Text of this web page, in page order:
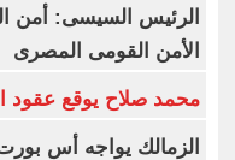
الرئيس السيسى: أمن
الأمن القومى المصرى
محمد صلاح يوقع عقود
الزمالك يواجه أس بورت